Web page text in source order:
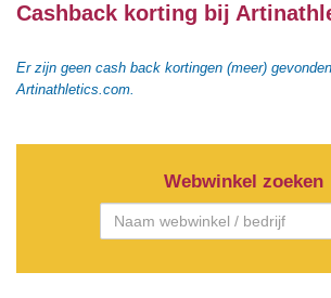
Cashback korting bij
Er zijn geen cash back kortingen (meer)
Artinathletics.com.
Webwinkel zoeken